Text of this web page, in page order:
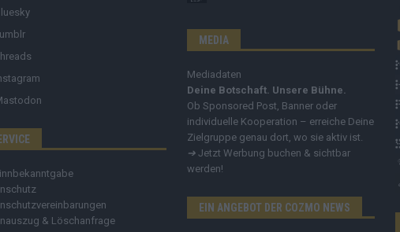
& Löschanfrage
MEDIA
Mediadaten
Deine Botschaft. Unsere Bühne.
Ob Sponsored Post, Banner oder
individuelle Kooperation – erreiche Deine
Zielgruppe genau dort, wo sie aktiv ist.
➔ Jetzt Werbung buchen & sichtbar
werden!
EIN ANGEBOT DER COZMO NEWS